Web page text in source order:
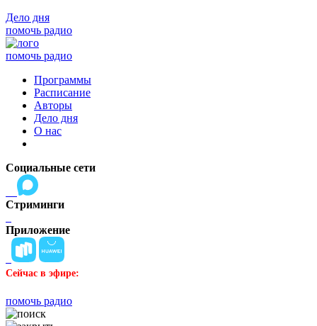
Дело дня
помочь радио
помочь радио
Программы
Расписание
Авторы
Дело дня
О нас
Социальные сети
Стриминги
Приложение
Сейчас в эфире:
помочь радио